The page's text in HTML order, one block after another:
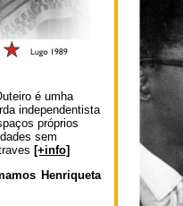
é umha
independentista
próprios
sem
[+info]
Henriqueta